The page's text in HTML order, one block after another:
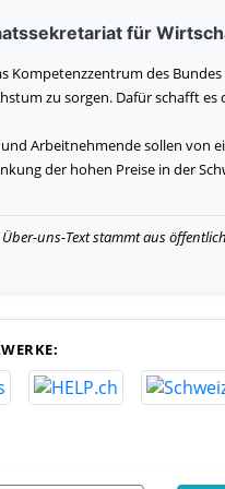
für
Kompetenzzentrum des
zu sorgen. Dafür schafft
Arbeitnehmende sollen von
der hohen Preise in der
uns-Text stammt aus